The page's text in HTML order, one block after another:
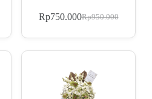
Rp950.000
Rp750.000